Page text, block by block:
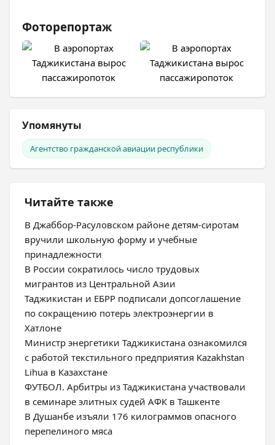
Фоторепортаж
Упомянуты
Агентство гражданской авиации республики
Читайте также
В Джаббор-Расуловском районе детям-сиротам
вручили школьную форму и учебные
принадлежности
В России сократилось число трудовых
мигрантов из Центральной Азии
Таджикистан и ЕБРР подписали допсоглашение
по сокращению потерь электроэнергии в
Хатлоне
Министр энергетики Таджикистана ознакомился
с работой текстильного предприятия Kazakhstan
Lihua в Казахстане
ФУТБОЛ. Арбитры из Таджикистана участвовали
в семинаре элитных судей АФК в Ташкенте
В Душанбе изъяли 176 килограммов опасного
перепелиного мяса